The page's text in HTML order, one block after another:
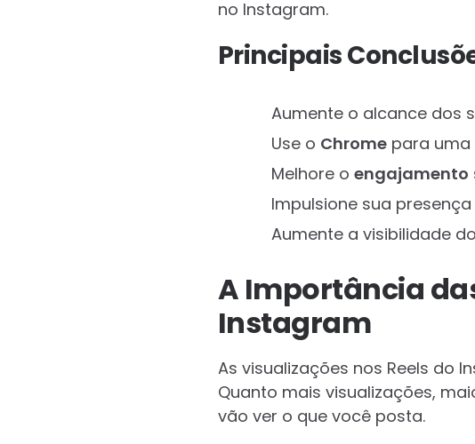
no Instagram.
Principais
Aumente o alcance dos
Use o Chromepara uma
Melhore o engajamento
Impulsione sua
Aumente a visibilidade
A Importância
Instagram
As visualizações nos Reels do
Quanto mais visualizações,
vão ver o que você posta.